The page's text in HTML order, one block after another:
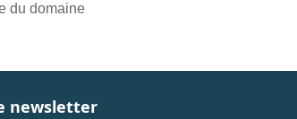
du domaine
newsletter